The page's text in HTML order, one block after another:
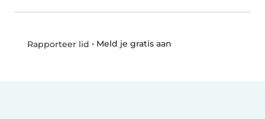
Rapporteer lid • Meld je gratis aan